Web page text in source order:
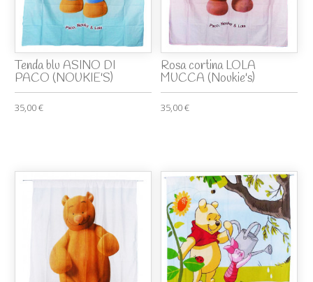
Tenda blu ASINO DI
PACO (NOUKIE'S)
35,00 €
Rosa cortina LOLA
MUCCA (Noukie's)
35,00 €